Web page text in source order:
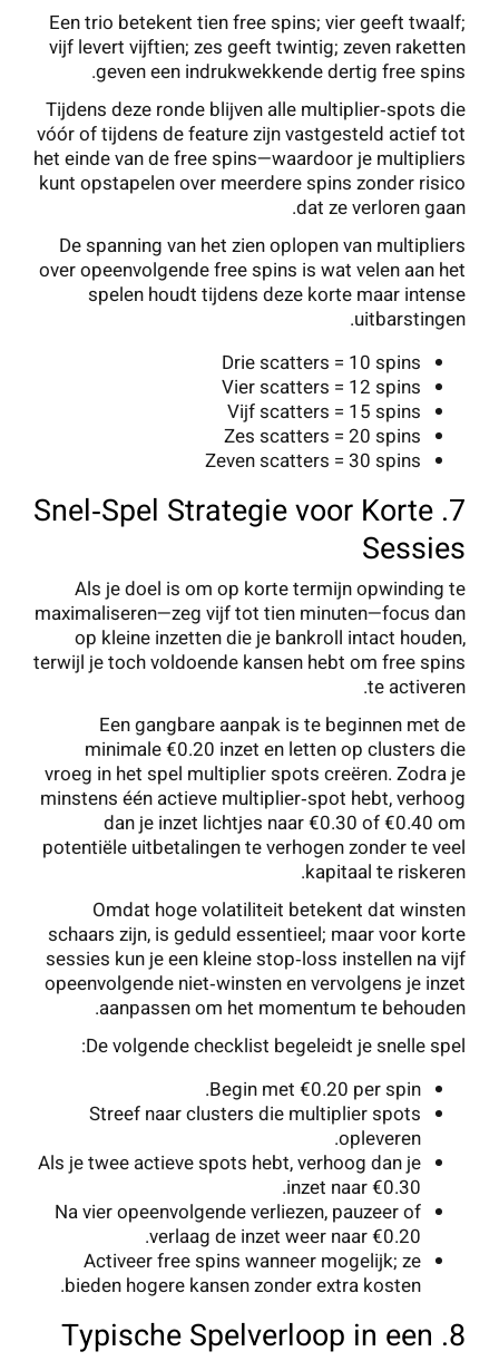
Een trio betekent tien free spins; vier geeft twaalf;
vijf levert vijftien; zes geeft twintig; zeven raketten
geven een indrukwekkende dertig free spins.
Tijdens deze ronde blijven alle multiplier‑spots die
vóór of tijdens de feature zijn vastgesteld actief tot
het einde van de free spins—waardoor je multipliers
kunt opstapelen over meerdere spins zonder risico
dat ze verloren gaan.
De spanning van het zien oplopen van multipliers
over opeenvolgende free spins is wat velen aan het
spelen houdt tijdens deze korte maar intense
uitbarstingen.
Drie scatters = 10 spins
Vier scatters = 12 spins
Vijf scatters = 15 spins
Zes scatters = 20 spins
Zeven scatters = 30 spins
7. Snel‑Spel Strategie voor Korte
Sessies
Als je doel is om op korte termijn opwinding te
maximaliseren—zeg vijf tot tien minuten—focus dan
op kleine inzetten die je bankroll intact houden,
terwijl je toch voldoende kansen hebt om free spins
te activeren.
Een gangbare aanpak is te beginnen met de
minimale €0.20 inzet en letten op clusters die
vroeg in het spel multiplier spots creëren. Zodra je
minstens één actieve multiplier‑spot hebt, verhoog
dan je inzet lichtjes naar €0.30 of €0.40 om
potentiële uitbetalingen te verhogen zonder te veel
kapitaal te riskeren.
Omdat hoge volatiliteit betekent dat winsten
schaars zijn, is geduld essentieel; maar voor korte
sessies kun je een kleine stop‑loss instellen na vijf
opeenvolgende niet‑winsten en vervolgens je inzet
aanpassen om het momentum te behouden.
De volgende checklist begeleidt je snelle spel:
Begin met €0.20 per spin.
Streef naar clusters die multiplier spots
opleveren.
Als je twee actieve spots hebt, verhoog dan je
inzet naar €0.30.
Na vier opeenvolgende verliezen, pauzeer of
verlaag de inzet weer naar €0.20.
Activeer free spins wanneer mogelijk; ze
bieden hogere kansen zonder extra kosten.
8. Typische Spelverloop in een